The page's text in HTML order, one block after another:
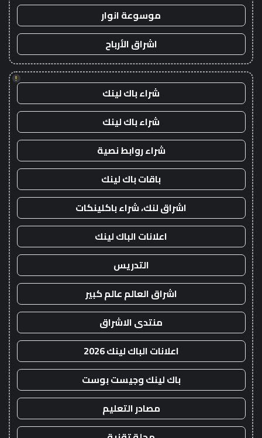
موسوعة انوار
اشراق الأرباح
!
شراء باك لينك
شراء باك لينك
شراء روابط نصية
باقات باك لينك
اشراق لنك، شراء باكلينكات
اعلانات الباك لينك
التدريس
اشراق العالم عالم كبير
منتدى الاشراق
اعلانات الباك لينك 2026
باك لينك وجيست بوست
مصادر التعليم